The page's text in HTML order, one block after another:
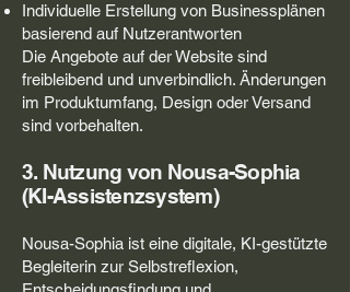
Individuelle Erstellung von Businessplänen
basierend auf Nutzerantworten
Die Angebote auf der Website sind
freibleibend und unverbindlich. Änderungen
im Produktumfang, Design oder Versand
sind vorbehalten.
3. Nutzung von Nousa-Sophia
(KI-Assistenzsystem)
Nousa-Sophia ist eine digitale, KI-gestützte
Begleiterin zur Selbstreflexion,